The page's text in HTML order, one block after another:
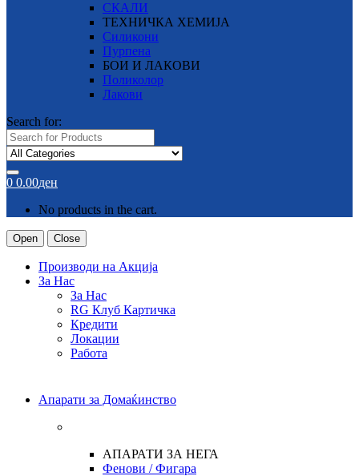
СКАЛИ
ТЕХНИЧКА ХЕМИЈА
Силикони
Пурпена
БОИ И ЛАКОВИ
Поликолор
Лакови
Search for:
0 0.00ден
No products in the cart.
Open Close
Производи на Акција
За Нас
За Нас
RG Клуб Картичка
Кредити
Локации
Работа
Апарати за Домаќинство
АПАРАТИ ЗА НЕГА
Фенови / Фигара